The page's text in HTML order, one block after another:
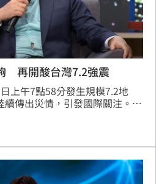
再開酸台灣7.2強震
上午7點58分發生規模7.2地
續傳出災情，引發國際關注。然
台灣房屋防震不如日本、若非